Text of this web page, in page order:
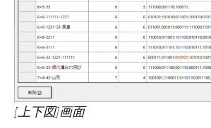
[上下図]画面